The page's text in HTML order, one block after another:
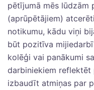
pētījumā mēs lūdzām
(aprūpētājiem)
notikumu, kādu viņi
būt pozitīva
kolēģi vai panākumi
darbiniekiem
izbaudīt atmiņas par